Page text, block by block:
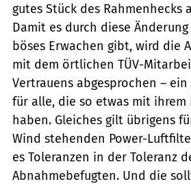
gutes Stück des Rahmenhecks
Damit es durch diese
böses Erwachen gibt, wird die
mit dem örtlichen TÜV-
Vertrauens abgesprochen –
für alle, die so etwas mit ihrem
haben. Gleiches gilt übrigens
Wind stehenden Power-
es Toleranzen in der Toleranz
Abnahmebefugten. Und die